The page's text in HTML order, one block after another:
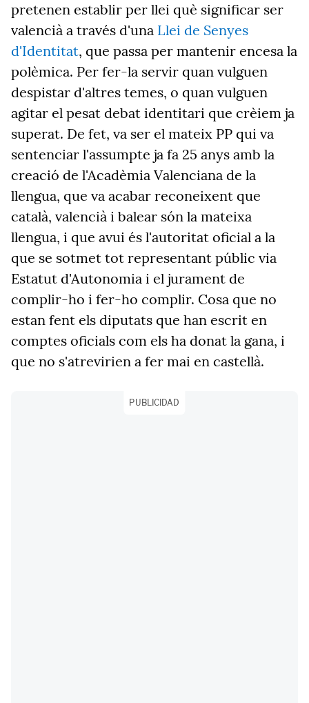
pretenen establir per llei què significar ser
valencià a través d'una Llei de Senyes
d'Identitat, que passa per mantenir encesa la
polèmica. Per fer-la servir quan vulguen
despistar d'altres temes, o quan vulguen
agitar el pesat debat identitari que crèiem ja
superat. De fet, va ser el mateix PP qui va
sentenciar l'assumpte ja fa 25 anys amb la
creació de l'Acadèmia Valenciana de la
llengua, que va acabar reconeixent que
català, valencià i balear són la mateixa
llengua, i que avui és l'autoritat oficial a la
que se sotmet tot representant públic via
Estatut d'Autonomia i el jurament de
complir-ho i fer-ho complir. Cosa que no
estan fent els diputats que han escrit en
comptes oficials com els ha donat la gana, i
que no s'atrevirien a fer mai en castellà.
PUBLICIDAD